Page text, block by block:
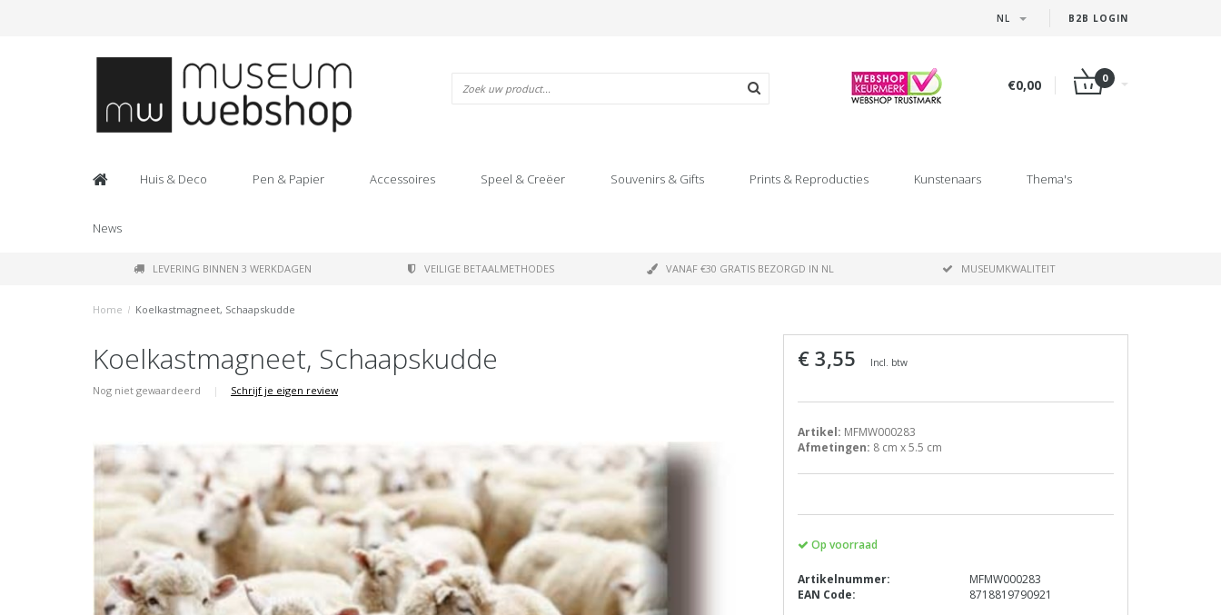
B2B LOGIN
NL
€0,00 0
Huis & Deco Pen & Papier Accessoires Speel & Creëer Souvenirs & Gifts Prints & Reproducties Kunstenaars Thema's
News
LEVERING BINNEN 3 WERKDAGEN VEILIGE BETAALMETHODES VANAF €30 GRATIS BEZORGD IN NL MUSEUMKWALITEIT
Home / Koelkastmagneet, Schaapskudde
Koelkastmagneet, Schaapskudde
Nog niet gewaardeerd | Schrijf je eigen review
€ 3,55 Incl. btw
Artikel: MFMW000283
Afmetingen: 8 cm x 5.5 cm
Op voorraad
Artikelnummer:
MFMW000283
EAN Code:
8718819790921